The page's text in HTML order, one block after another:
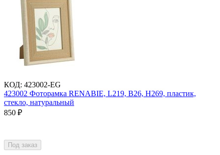
КОД: 423002-EG
423002 Фоторамка RENABIE, L219, B26, H269, пластик,
стекло, натуральный
850 ₽
Под заказ